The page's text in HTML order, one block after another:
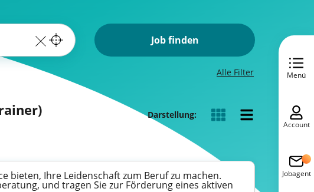
Job finden
Alle Filter
Darstellung:
bieten, Ihre Leidenschaft zum Beruf zu machen.
und tragen Sie zur Förderung eines aktiven
Menü
Account
Jobagent